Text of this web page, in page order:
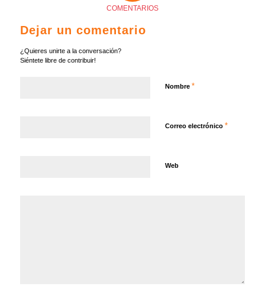
COMENTARIOS
Dejar un comentario
¿Quieres unirte a la conversación?
Siéntete libre de contribuir!
Nombre *
Correo electrónico *
Web